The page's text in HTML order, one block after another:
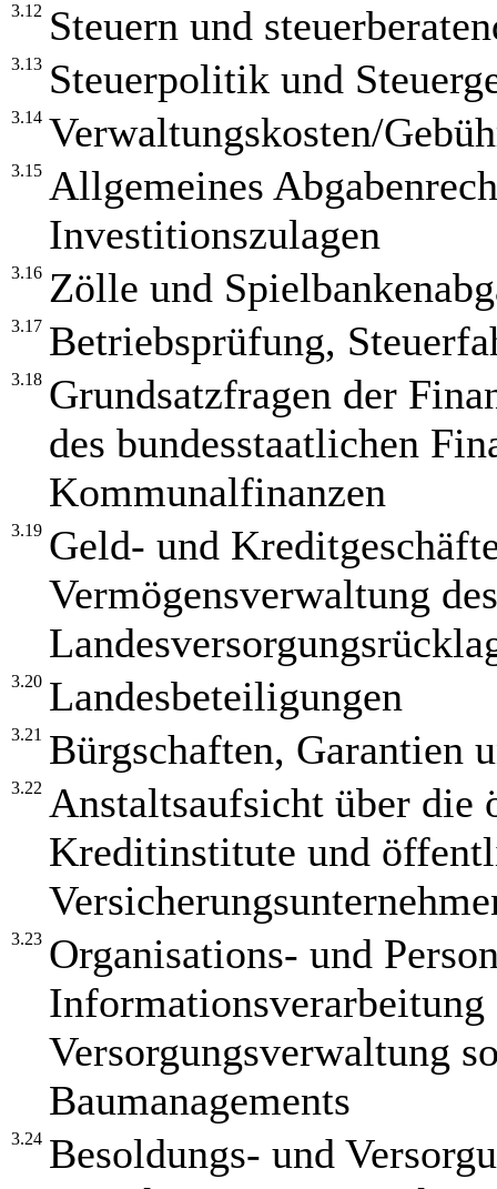
3.12 Steuern und
3.13 Steuerpolitik und
3.14 Verwaltungskosten/
3.15 Allgemeines
Investitionszulagen
3.16 Zölle und
3.17 Betriebsprüfung,
3.18 Grundsatzfragen der
des bundesstaatlichen
Kommunalfinanzen
3.19 Geld- und
Vermögensverwaltung
3.20 Landesbeteiligungen
3.21 Bürgschaften, Garantien
3.22 Anstaltsaufsicht über
Kreditinstitute und
3.23 Organisations- und
Informationsverarbeitung
Versorgungsverwaltung
Baumanagements
3.24 Besoldungs- und